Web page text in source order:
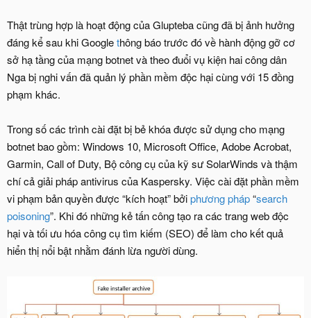
Thật trùng hợp là hoạt động của Glupteba cũng đã bị ảnh hưởng
đáng kể sau khi Googlethông báo trước đó về hành động gỡ cơ
sở hạ tầng của mạng botnet và theo đuổi vụ kiện hai công dân
Nga bị nghi vấn đã quản lý phần mềm độc hại cùng với 15 đồng
phạm khác.
Trong số các trình cài đặt bị bẻ khóa được sử dụng cho mạng
botnet bao gồm: Windows 10, Microsoft Office, Adobe Acrobat,
Garmin, Call of Duty, Bộ công cụ của kỹ sư SolarWinds và thậm
chí cả giải pháp antivirus của Kaspersky. Việc cài đặt phần mềm
vi phạm bản quyền được “kích hoạt” bởiphương pháp“search
poisoning”. Khi đó những kẻ tấn công tạo ra các trang web độc
hại và tối ưu hóa công cụ tìm kiếm (SEO) để làm cho kết quả
hiển thị nổi bật nhằm đánh lừa người dùng.